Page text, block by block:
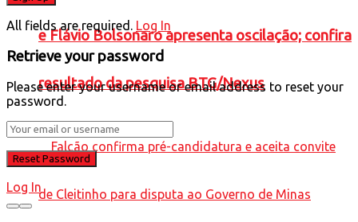
e Flávio Bolsonaro apresenta oscilação; confira
resultado da pesquisa BTG/Nexus
All fields are required. Log In
Retrieve your password
Please enter your username or email address to reset your
password.
Log In